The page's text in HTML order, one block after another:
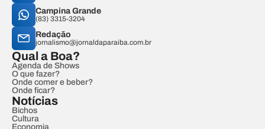
Campina Grande
(83) 3315-3204
Redação
jornalismo@jornaldaparaiba.com.br
Qual a Boa?
Agenda de Shows
O que fazer?
Onde comer e beber?
Onde ficar?
Notícias
Bichos
Cultura
Economia